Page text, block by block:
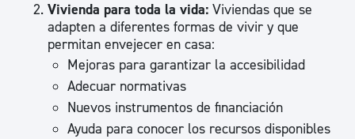
Vivienda para toda la vida: Viviendas que se
adapten a diferentes formas de vivir y que
permitan envejecer en casa:
Mejoras para garantizar la accesibilidad
Adecuar normativas
Nuevos instrumentos de financiación
Ayuda para conocer los recursos disponibles